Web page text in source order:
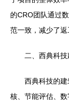
的CRO团队通过
范一致，减少了返
二、西典科
西典科技的
核、节能评估、